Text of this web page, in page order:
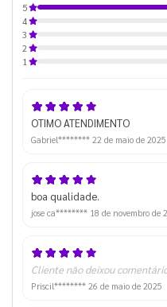
5
4
3
2
1
OTIMO ATENDIMENTO
Gabriel******** 22 de maio de 2025
boa qualidade.
jose ca******** 18 de novembro de
Cliente não deixou
Priscil******** 26 de maio de 2025